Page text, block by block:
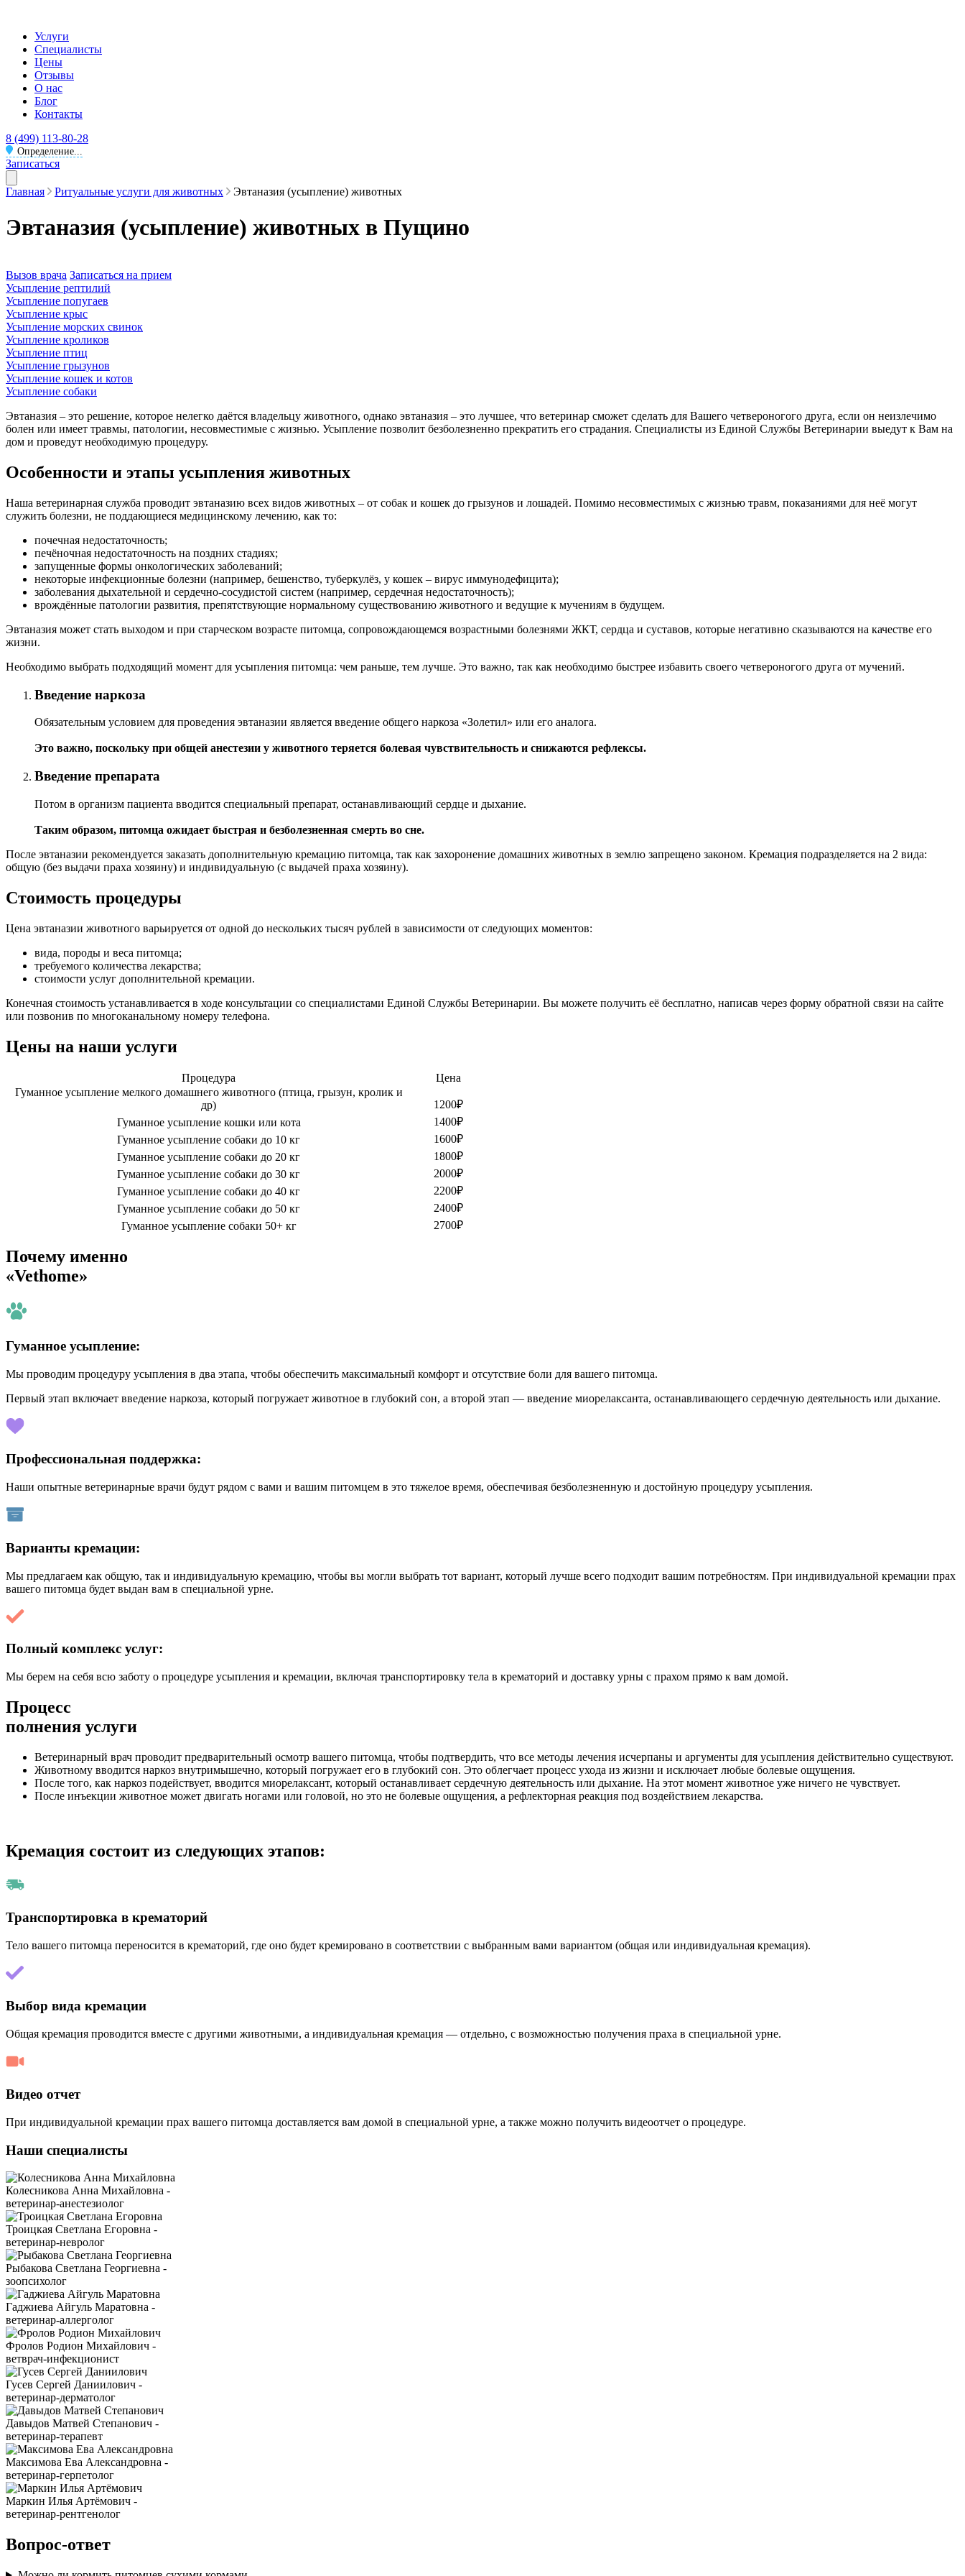
Услуги
Специалисты
Цены
Отзывы
О нас
Блог
Контакты
8 (499) 113-80-28
Определение...
Записаться
Главная Ритуальные услуги для животных Эвтаназия (усыпление) животных
Эвтаназия (усыпление) животных в Пущино
Вызов врача Записаться на прием
Усыпление рептилий
Усыпление попугаев
Усыпление крыс
Усыпление морских свинок
Усыпление кроликов
Усыпление птиц
Усыпление грызунов
Усыпление кошек и котов
Усыпление собаки
Эвтаназия – это решение, которое нелегко даётся владельцу животного, однако эвтаназия – это лучшее, что ветеринар сможет сделать для Вашего четвероногого друга, если он неизлечимо
болен или имеет травмы, патологии, несовместимые с жизнью. Усыпление позволит безболезненно прекратить его страдания. Специалисты из Единой Службы Ветеринарии выедут к Вам на
дом и проведут необходимую процедуру.
Особенности и этапы усыпления животных
Наша ветеринарная служба проводит эвтаназию всех видов животных – от собак и кошек до грызунов и лошадей. Помимо несовместимых с жизнью травм, показаниями для неё могут
служить болезни, не поддающиеся медицинскому лечению, как то:
почечная недостаточность;
печёночная недостаточность на поздних стадиях;
запущенные формы онкологических заболеваний;
некоторые инфекционные болезни (например, бешенство, туберкулёз, у кошек – вирус иммунодефицита);
заболевания дыхательной и сердечно-сосудистой систем (например, сердечная недостаточность);
врождённые патологии развития, препятствующие нормальному существованию животного и ведущие к мучениям в будущем.
Эвтаназия может стать выходом и при старческом возрасте питомца, сопровождающемся возрастными болезнями ЖКТ, сердца и суставов, которые негативно сказываются на качестве его
жизни.
Необходимо выбрать подходящий момент для усыпления питомца: чем раньше, тем лучше. Это важно, так как необходимо быстрее избавить своего четвероногого друга от мучений.
Введение наркоза
Обязательным условием для проведения эвтаназии является введение общего наркоза «Золетил» или его аналога.
Это важно, поскольку при общей анестезии у животного теряется болевая чувствительность и снижаются рефлексы.
Введение препарата
Потом в организм пациента вводится специальный препарат, останавливающий сердце и дыхание.
Таким образом, питомца ожидает быстрая и безболезненная смерть во сне.
После эвтаназии рекомендуется заказать дополнительную кремацию питомца, так как захоронение домашних животных в землю запрещено законом. Кремация подразделяется на 2 вида:
общую (без выдачи праха хозяину) и индивидуальную (с выдачей праха хозяину).
Стоимость процедуры
Цена эвтаназии животного варьируется от одной до нескольких тысяч рублей в зависимости от следующих моментов:
вида, породы и веса питомца;
требуемого количества лекарства;
стоимости услуг дополнительной кремации.
Конечная стоимость устанавливается в ходе консультации со специалистами Единой Службы Ветеринарии. Вы можете получить её бесплатно, написав через форму обратной связи на сайте
или позвонив по многоканальному номеру телефона.
Цены на наши услуги
Процедура
Цена
Гуманное усыпление мелкого домашнего животного (птица, грызун, кролик и
др)
1200₽
Гуманное усыпление кошки или кота
1400₽
Гуманное усыпление собаки до 10 кг
1600₽
Гуманное усыпление собаки до 20 кг
1800₽
Гуманное усыпление собаки до 30 кг
2000₽
Гуманное усыпление собаки до 40 кг
2200₽
Гуманное усыпление собаки до 50 кг
2400₽
Гуманное усыпление собаки 50+ кг
2700₽
Почему именно
«Vethome»
Гуманное усыпление:
Мы проводим процедуру усыпления в два этапа, чтобы обеспечить максимальный комфорт и отсутствие боли для вашего питомца.
Первый этап включает введение наркоза, который погружает животное в глубокий сон, а второй этап — введение миорелаксанта, останавливающего сердечную деятельность или дыхание.
Профессиональная поддержка:
Наши опытные ветеринарные врачи будут рядом с вами и вашим питомцем в это тяжелое время, обеспечивая безболезненную и достойную процедуру усыпления.
Варианты кремации:
Мы предлагаем как общую, так и индивидуальную кремацию, чтобы вы могли выбрать тот вариант, который лучше всего подходит вашим потребностям. При индивидуальной кремации прах
вашего питомца будет выдан вам в специальной урне.
Полный комплекс услуг:
Мы берем на себя всю заботу о процедуре усыпления и кремации, включая транспортировку тела в крематорий и доставку урны с прахом прямо к вам домой.
Процесс
полнения услуги
Ветеринарный врач проводит предварительный осмотр вашего питомца, чтобы подтвердить, что все методы лечения исчерпаны и аргументы для усыпления действительно существуют.
Животному вводится наркоз внутримышечно, который погружает его в глубокий сон. Это облегчает процесс ухода из жизни и исключает любые болевые ощущения.
После того, как наркоз подействует, вводится миорелаксант, который останавливает сердечную деятельность или дыхание. На этот момент животное уже ничего не чувствует.
После инъекции животное может двигать ногами или головой, но это не болевые ощущения, а рефлекторная реакция под воздействием лекарства.
Кремация состоит из следующих этапов:
Транспортировка в крематорий
Тело вашего питомца переносится в крематорий, где оно будет кремировано в соответствии с выбранным вами вариантом (общая или индивидуальная кремация).
Выбор вида кремации
Общая кремация проводится вместе с другими животными, а индивидуальная кремация — отдельно, с возможностью получения праха в специальной урне.
Видео отчет
При индивидуальной кремации прах вашего питомца доставляется вам домой в специальной урне, а также можно получить видеоотчет о процедуре.
Наши специалисты
Колесникова Анна Михайловна -
ветеринар-анестезиолог
Троицкая Светлана Егоровна -
ветеринар-невролог
Рыбакова Светлана Георгиевна -
зоопсихолог
Гаджиева Айгуль Маратовна -
ветеринар-аллерголог
Фролов Родион Михайлович -
ветврач-инфекционист
Гусев Сергей Даниилович -
ветеринар-дерматолог
Давыдов Матвей Степанович -
ветеринар-терапевт
Максимова Ева Александровна -
ветеринар-герпетолог
Маркин Илья Артёмович -
ветеринар-рентгенолог
Вопрос-ответ